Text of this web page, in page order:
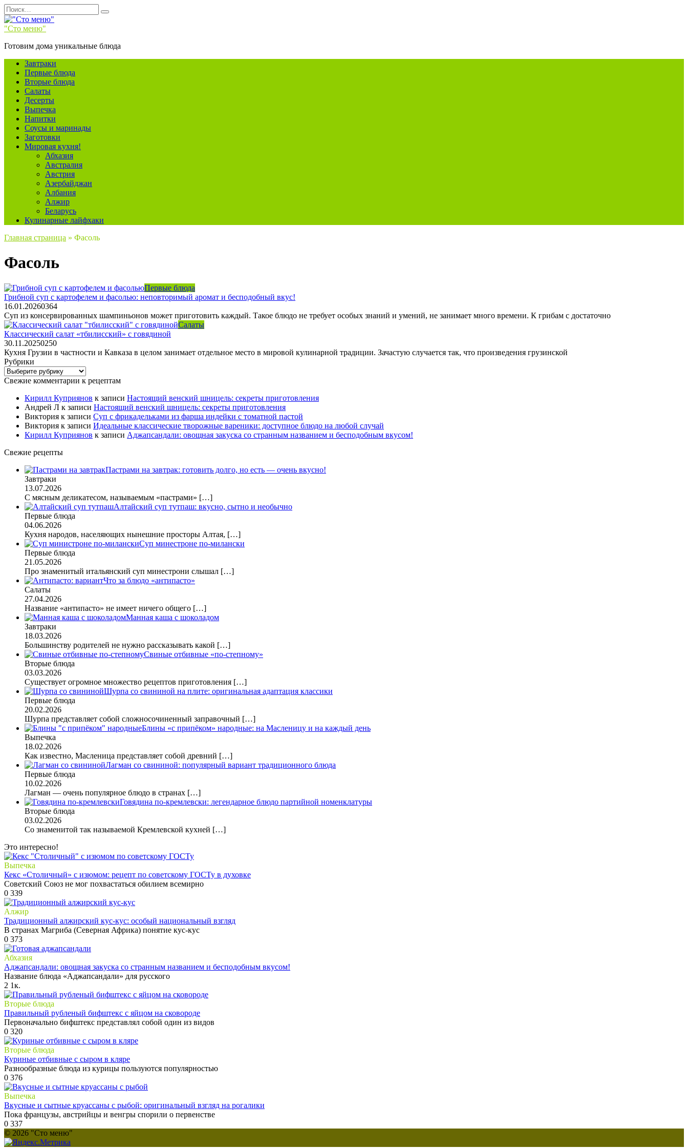
Перейти
к
содержанию
Search
for:
"Сто меню"
Готовим дома уникальные блюда
Завтраки
Первые блюда
Вторые блюда
Салаты
Десерты
Выпечка
Напитки
Соусы и маринады
Заготовки
Мировая кухня!
Абхазия
Австралия
Австрия
Азербайджан
Албания
Алжир
Беларусь
Кулинарные лайфхаки
Главная страница » Фасоль
Фасоль
Первые блюда
Грибной суп с картофелем и фасолью: неповторимый аромат и бесподобный вкус!
16.01.20260364
Суп из консервированных шампиньонов может приготовить каждый. Такое блюдо не требует особых знаний и умений, не занимает много времени. К грибам с достаточно
Салаты
Классический салат «тбилисский» с говядиной
30.11.20250250
Кухня Грузии в частности и Кавказа в целом занимает отдельное место в мировой кулинарной традиции. Зачастую случается так, что произведения грузинской
Рубрики
Рубрики
Свежие комментарии к рецептам
Кирилл Куприянов к записи Настоящий венский шницель: секреты приготовления
Андрей Л к записи Настоящий венский шницель: секреты приготовления
Виктория к записи Суп с фрикадельками из фарша индейки с томатной пастой
Виктория к записи Идеальные классические творожные вареники: доступное блюдо на любой случай
Кирилл Куприянов к записи Аджапсандали: овощная закуска со странным названием и бесподобным вкусом!
Свежие рецепты
Пастрами на завтрак: готовить долго, но есть — очень вкусно!
Завтраки
13.07.2026
С мясным деликатесом, называемым «пастрами» […]
Алтайский суп тутпаш: вкусно, сытно и необычно
Первые блюда
04.06.2026
Кухня народов, населяющих нынешние просторы Алтая, […]
Суп минестроне по-милански
Первые блюда
21.05.2026
Про знаменитый итальянский суп минестрони слышал […]
Что за блюдо «антипасто»
Салаты
27.04.2026
Название «антипасто» не имеет ничего общего […]
Манная каша с шоколадом
Завтраки
18.03.2026
Большинству родителей не нужно рассказывать какой […]
Свиные отбивные «по-степному»
Вторые блюда
03.03.2026
Существует огромное множество рецептов приготовления […]
Шурпа со свининой на плите: оригинальная адаптация классики
Первые блюда
20.02.2026
Шурпа представляет собой сложносочиненный заправочный […]
Блины «с припёком» народные: на Масленицу и на каждый день
Выпечка
18.02.2026
Как известно, Масленица представляет собой древний […]
Лагман со свининой: популярный вариант традиционного блюда
Первые блюда
10.02.2026
Лагман — очень популярное блюдо в странах […]
Говядина по-кремлевски: легендарное блюдо партийной номенклатуры
Вторые блюда
03.02.2026
Со знаменитой так называемой Кремлевской кухней […]
Это интересно!
Выпечка
Кекс «Столичный» с изюмом: рецепт по советскому ГОСТу в духовке
Советский Союз не мог похвастаться обилием всемирно
0 339
Алжир
Традиционный алжирский кус-кус: особый национальный взгляд
В странах Магриба (Северная Африка) понятие кус-кус
0 373
Абхазия
Аджапсандали: овощная закуска со странным названием и бесподобным вкусом!
Название блюда «Аджапсандали» для русского
2 1к.
Вторые блюда
Правильный рубленый бифштекс с яйцом на сковороде
Первоначально бифштекс представлял собой один из видов
0 320
Вторые блюда
Куриные отбивные с сыром в кляре
Разнообразные блюда из курицы пользуются популярностью
0 376
Выпечка
Вкусные и сытные круассаны с рыбой: оригинальный взгляд на рогалики
Пока французы, австрийцы и венгры спорили о первенстве
0 337
© 2026 "Сто меню"